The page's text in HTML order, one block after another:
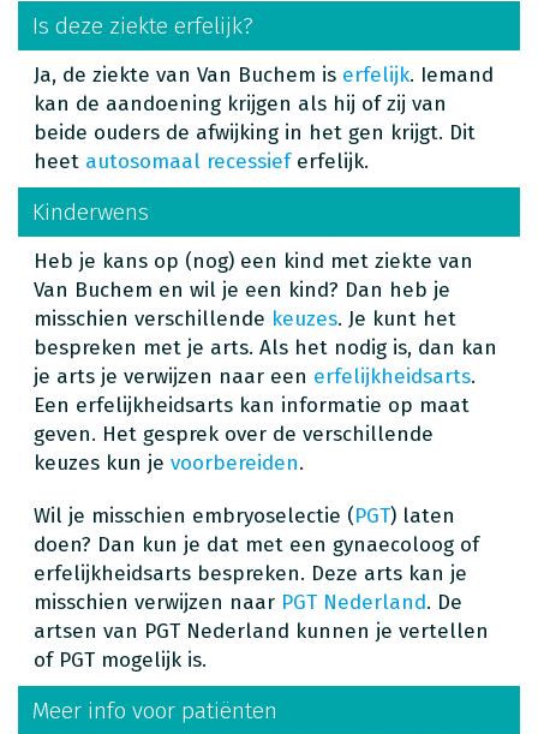
Is deze ziekte erfelijk?
Ja, de ziekte van Van Buchem is erfelijk. Iemand
kan de aandoening krijgen als hij of zij van
beide ouders de afwijking in het gen krijgt. Dit
heet autosomaal recessieferfelijk.
Kinderwens
Heb je kans op (nog) een kind met ziekte van
Van Buchem en wil je een kind? Dan heb je
misschien verschillende keuzes. Je kunt het
bespreken met je arts. Als het nodig is, dan kan
je arts je verwijzen naar een erfelijkheidsarts.
Een erfelijkheidsarts kan informatie op maat
geven. Het gesprek over de verschillende
keuzes kun je voorbereiden.
Wil je misschien embryoselectie (PGT) laten
doen? Dan kun je dat met een gynaecoloog of
erfelijkheidsarts bespreken. Deze arts kan je
misschien verwijzen naar PGT Nederland. De
artsen van PGT Nederland kunnen je vertellen
of PGT mogelijk is.
Meer info voor patiënten